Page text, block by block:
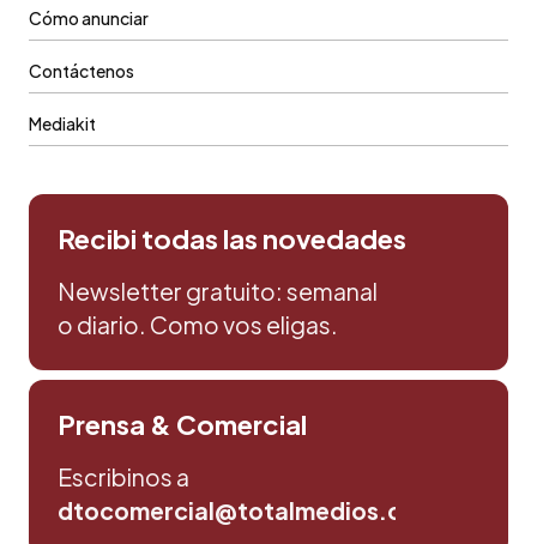
Cómo anunciar
Contáctenos
Mediakit
Recibi todas las novedades
Newsletter gratuito: semanal
o diario. Como vos eligas.
Prensa & Comercial
Escribinos a
dtocomercial@totalmedios.com